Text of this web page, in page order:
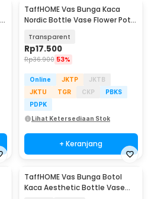
TaffHOME Vas Bunga Kaca
Nordic Bottle Vase Flower Pot
Transparent
Rp17.500
Rp36.900 53%
Online JKTP
JKTB
JKTU
TGR CKP
PBKS
PDPK
Lihat Ketersediaan Stok
+ Keranjang
TaffHOME Vas Bunga Botol
Kaca Aesthetic Bottle Vase